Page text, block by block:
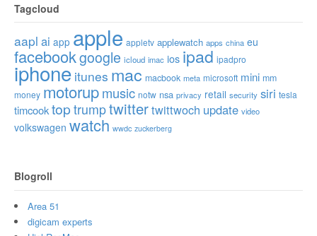
Tagcloud
aapl ai app apple appletv applewatch apps china eu
facebookgoogle icloud imac ios ipad ipadpro
iphone itunes mac macbook meta microsoft mini mm
money motorupmusic notw nsa privacy retail security siri tesla
timcooktop trumptwittertwittwoch update video
volkswagen watch wwdc zuckerberg
Blogroll
Area 51
digicam experts